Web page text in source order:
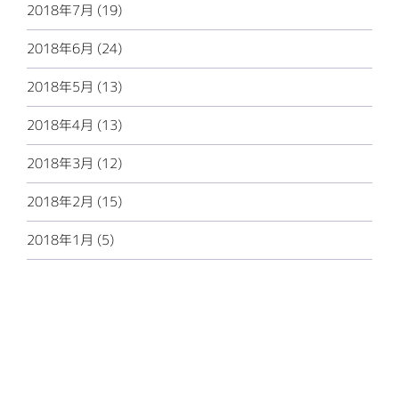
2018年7月 (19)
2018年6月 (24)
2018年5月 (13)
2018年4月 (13)
2018年3月 (12)
2018年2月 (15)
2018年1月 (5)